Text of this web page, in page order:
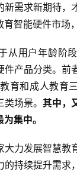
新需求新期待，
智能硬件市场
从用户年龄阶
件产品分类。前
育和成人教育
类场景。其中，
集中。
大力发展智慧教
的持续提升需求